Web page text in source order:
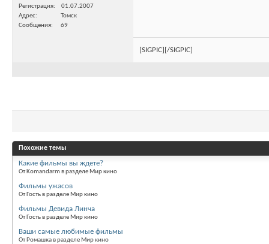
Регистрация
01.07.2007
Адрес
Томск
Сообщения
69
[SIGPIC][/SIGPIC]
Похожие темы
Какие фильмы вы ждете?
От Komandarm в разделе Мир кино
Фильмы ужасов
От Гость в разделе Мир кино
Фильмы Девида Линча
От Гость в разделе Мир кино
Ваши самые любимые фильмы
От Ромашка в разделе Мир кино